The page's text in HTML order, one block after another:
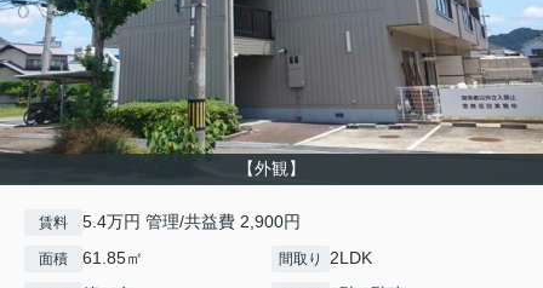
【外観】
賃料 5.4万円 管理/共益費 2,900円
面積 61.85㎡ 間取り 2LDK